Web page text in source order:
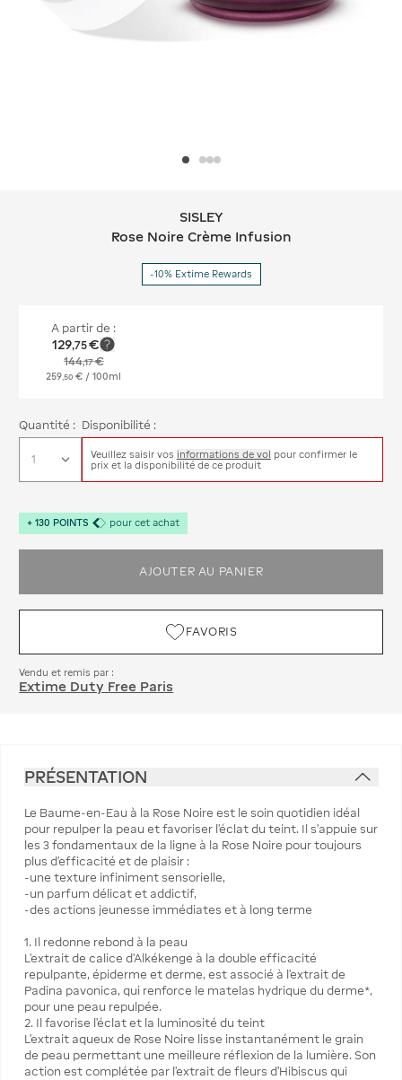
SISLEY Rose Noire Crème Infusion
SISLEY
Rose Noire Crème Infusion
-10% Extime Rewards
A partir de :
129,75€
144,17€
259 50 € / 100ml
Quantité : Disponibilité :
Veuillez saisir vos informations de vol pour confirmer le
prix et la disponibilité de ce produit
+ 130 POINTS pour cet achat
AJOUTER AU PANIER
FAVORIS
Vendu et remis par :
Extime Duty Free Paris
PRÉSENTATION
Le Baume-en-Eau à la Rose Noire est le soin quotidien idéal
pour repulper la peau et favoriser l'éclat du teint. Il s’appuie sur
les 3 fondamentaux de la ligne à la Rose Noire pour toujours
plus d’efficacité et de plaisir :
-une texture infiniment sensorielle,
-un parfum délicat et addictif,
-des actions jeunesse immédiates et à long terme
1. Il redonne rebond à la peau
L’extrait de calice d’Alkékenge à la double efficacité
repulpante, épiderme et derme, est associé à l’extrait de
Padina pavonica, qui renforce le matelas hydrique du derme*,
pour une peau repulpée.
2. Il favorise l’éclat et la luminosité du teint
L’extrait aqueux de Rose Noire lisse instantanément le grain
de peau permettant une meilleure réflexion de la lumière. Son
action est complétée par l’extrait de fleurs d’Hibiscus qui